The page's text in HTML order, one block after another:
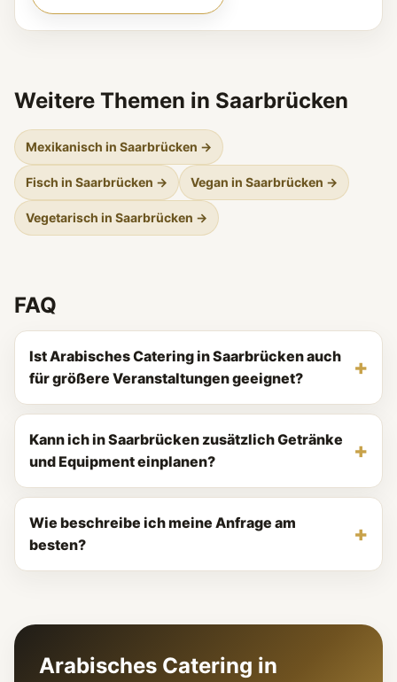
Weitere Themen in Saarbrücken
Mexikanisch in Saarbrücken →
Fisch in Saarbrücken → Vegan in Saarbrücken →
Vegetarisch in Saarbrücken →
FAQ
Ist Arabisches Catering in Saarbrücken auch
für größere Veranstaltungen geeignet?
Kann ich in Saarbrücken zusätzlich Getränke
und Equipment einplanen?
Wie beschreibe ich meine Anfrage am
besten?
Arabisches Catering in